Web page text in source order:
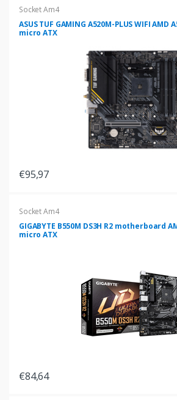
Socket Am4
ASUS TUF GAMING A520M-PLUS WIFI AMD
micro ATX
€95,97
Socket Am4
GIGABYTE B550M DS3H R2 motherboard
micro ATX
€84,64